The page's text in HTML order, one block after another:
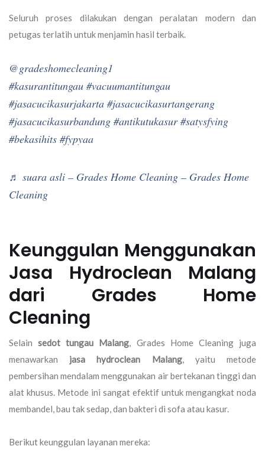
Seluruh proses dilakukan dengan peralatan modern dan
petugas terlatih untuk menjamin hasil terbaik.
@gradeshomecleaning1
#kasurantitungau #vacuumantitungau
#jasacucikasurjakarta #jasacucikasurtangerang
#jasacucikasurbandung #antikutukasur #satysfying
#bekasihits #fypyaa
♬ suara asli – Grades Home Cleaning – Grades Home
Cleaning
Keunggulan Menggunakan
Jasa Hydroclean Malang
dari Grades Home
Cleaning
Selainsedot tungau Malang, Grades Home Cleaning juga
menawarkan jasa hydroclean Malang, yaitu metode
pembersihan mendalam menggunakan air bertekanan tinggi dan
alat khusus. Metode ini sangat efektif untuk mengangkat noda
membandel, bau tak sedap, dan bakteri di sofa atau kasur.
Berikut keunggulan layanan mereka: